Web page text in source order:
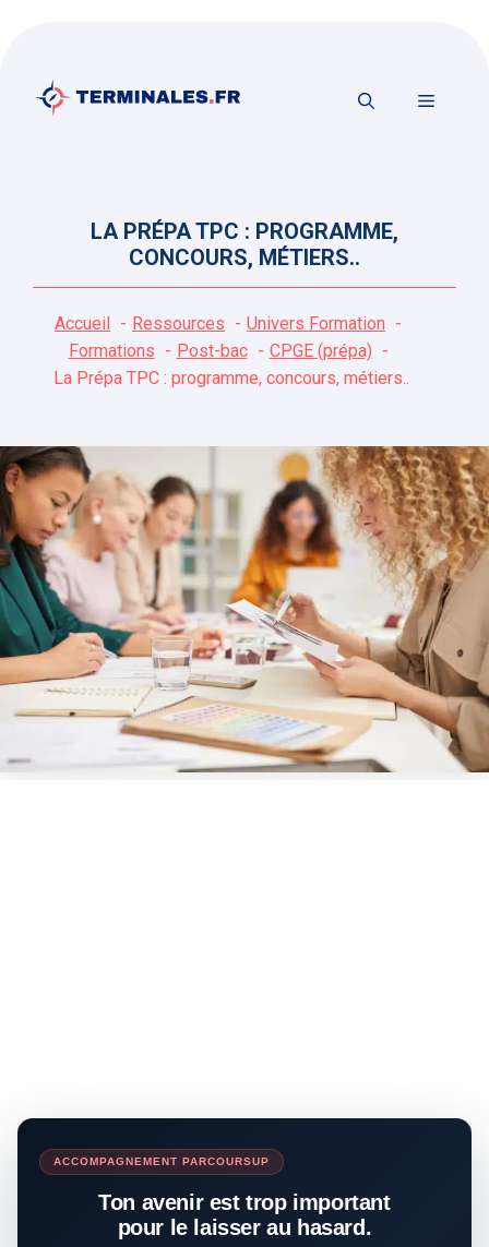
contenu
MENU
LA PRÉPA TPC : PROGRAMME,
CONCOURS, MÉTIERS..
Accueil Ressources
Univers Formation
Formations
Post-bac
CPGE (prépa)
La Prépa TPC : programme, concours, métiers..
ACCOMPAGNEMENT PARCOURSUP
Ton avenir est trop important
pour le laisser au hasard.